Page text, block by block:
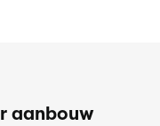
aanbouw